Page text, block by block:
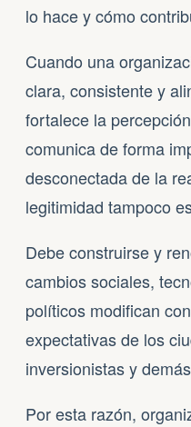
lo hace y cómo
Cuando una
clara, consistente y
fortalece la
comunica de forma
desconectada de la
legitimidad tampoco
Debe construirse y
cambios sociales,
políticos modifican
expectativas de los
inversionistas y
Por esta razón,